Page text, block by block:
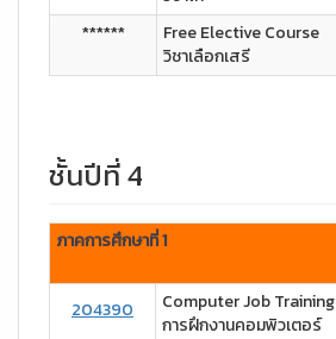
******
Free Elective Course
วิชาเลือกเสรี
ชั้นปีที่ 4
ภาคการศึกษาที่ 1
204390
Computer Job Training
การฝึกงานคอมพิวเตอร์